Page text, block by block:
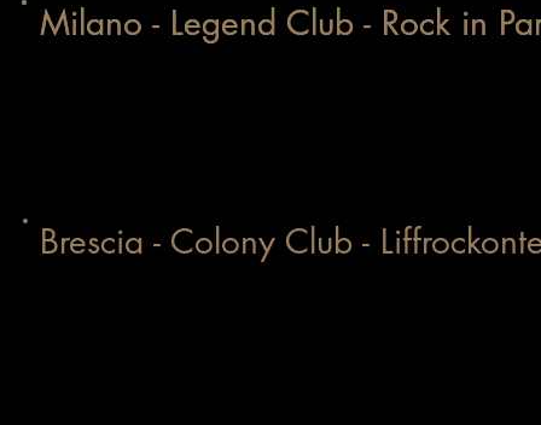
Milano - Legend Club - Rock in
Milano - Legend Club - Rock in
Brescia - Colony Club -